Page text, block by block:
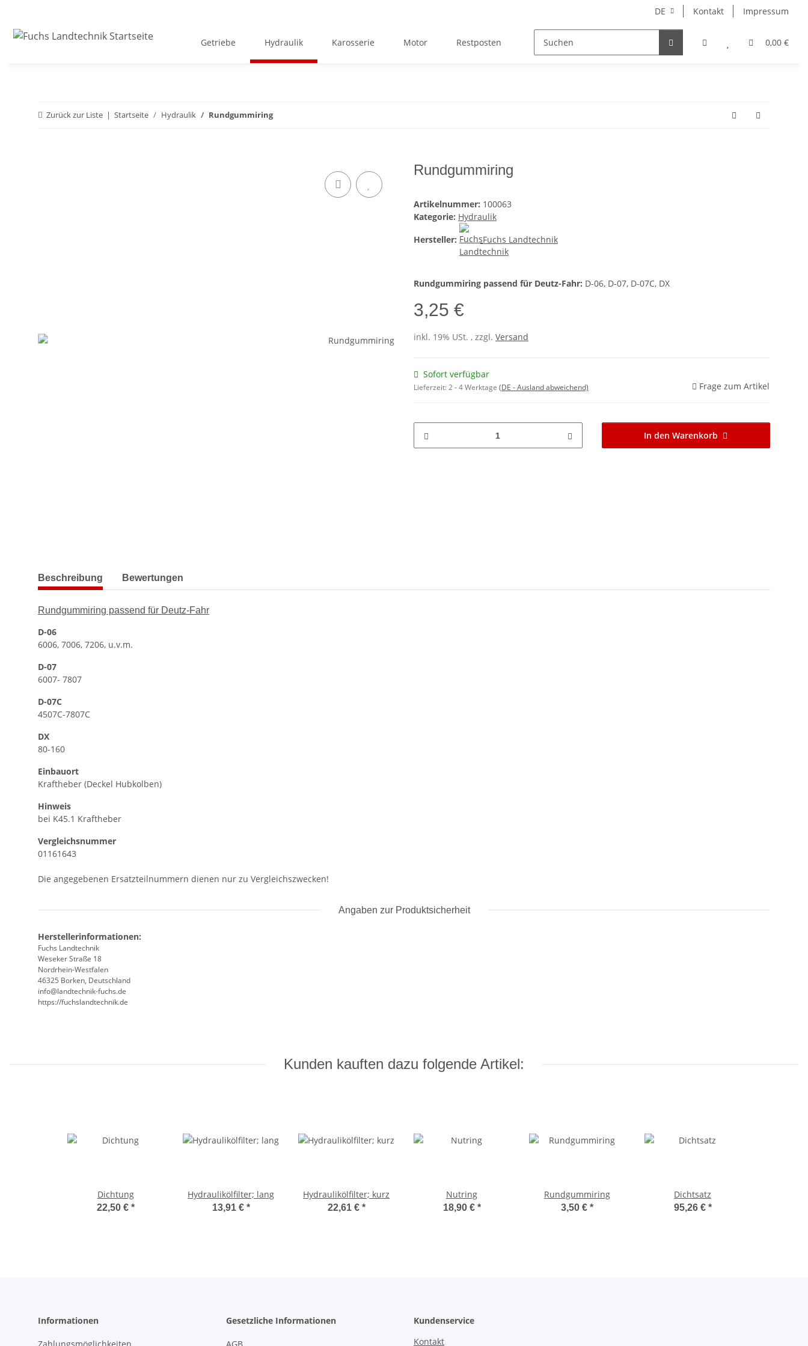
DE Kontakt Impressum
0,00 €
Getriebe Hydraulik Karosserie Motor Restposten Sonstiges
Zurück zur Liste Startseite Hydraulik Rundgummiring
Rundgummiring
Artikelnummer: 100063
Kategorie: Hydraulik
Hersteller:
Fuchs Landtechnik
Rundgummiring passend für Deutz-Fahr: D-06, D-07, D-07C, DX
3,25 €
inkl. 19% USt. , zzgl. Versand
Sofort verfügbar
Lieferzeit:2 - 4 Werktage (DE - Ausland abweichend) Frage zum Artikel
In den Warenkorb
weitere Registerkarten anzeigen
Beschreibung Bewertungen
Rundgummiring passend für Deutz-Fahr
D-06
6006, 7006, 7206, u.v.m.
D-07
6007- 7807
D-07C
4507C-7807C
DX
80-160
Einbauort
Kraftheber (Deckel Hubkolben)
Hinweis
bei K45.1 Kraftheber
Vergleichsnummer
01161643
Die angegebenen Ersatzteilnummern dienen nur zu Vergleichszwecken!
Angaben zur Produktsicherheit
Herstellerinformationen:
Fuchs Landtechnik
Weseker Straße 18
Nordrhein-Westfalen
46325 Borken, Deutschland
info@landtechnik-fuchs.de
https://fuchslandtechnik.de
Kunden kauften dazu folgende Artikel:
Dichtung
22,50 € *
Hydraulikölfilter; lang
13,91 € *
Hydraulikölfilter; kurz
22,61 € *
Nutring
18,90 € *
Rundgummiring
3,50 € *
Dichtsatz
95,26 € *
Informationen
Zahlungsmöglichkeiten
Gesetzliche Informationen
AGB
Kundenservice
Kontakt